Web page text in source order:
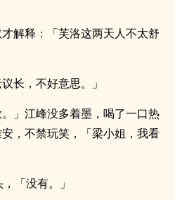
解释：「芙洛这两天人不太舒
长，不好意思。」
。」江峰没多着墨，喝了一口热
，不禁玩笑，「梁小姐，我看
「没有。」